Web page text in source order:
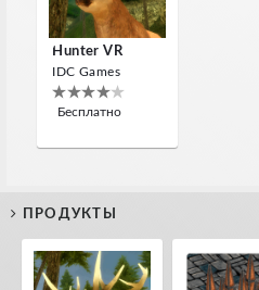
Hunter VR
IDC Games
Бесплатно
ПРОДУКТЫ